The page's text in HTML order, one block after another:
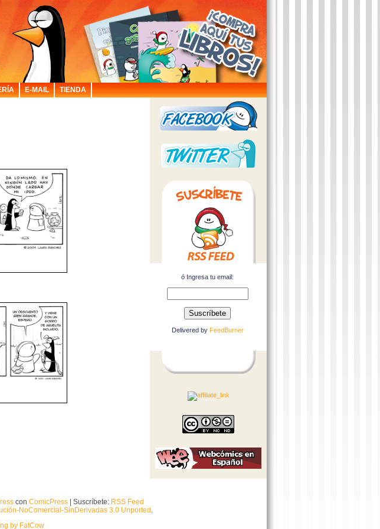
E-MAIL TIENDA
ó Ingresa tu email:
Delivered by FeedBurner
con ComicPress| Suscríbete: RSS Feed
NoComercial-SinDerivadas 3.0 Unported .